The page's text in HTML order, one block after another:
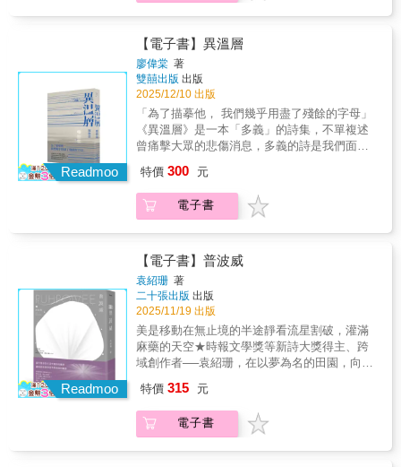
／你在這裡無話可說／你在這裡只是一間悲傷
旅館——路易28光滑的臉／被愛人吻過／就懂
得悲傷了——路易39想想別人，也想想自己／
想想如何善良地做一個失敗的人——路易57
境的片段交織成詩。〈陪病〉中描摹親人臥病
的場景，以「生命沉甸甸，像一本百科全書」
的隱喻，將肉身的沉重與知識的重量並置，榮
獲金車詩獎首獎；〈陪他回家〉則以失智長者
的返鄉之旅，交織愛與記憶的殘缺，獲得時報
文學獎肯定。這些篇章展現了詩人在生死課題
上的凝視，以及他對人性柔弱處的體諒。詩集
中亦有許多關於愛情與親密的探索，例如題名
詩〈撤離練習〉將親密書寫為「撤離」與「報
毀壞與依戀。其他作品如〈時間去背之後〉、
〈陌生的你或是我〉，則折射現代人際關係的
疏離感與不確定性。在第三、四輯中，詩人將
觸角延伸至空間、記憶與土地。〈迴聲〉藉由
老唱片的旋律，重現街市的聲響與歷史的氛
圍，榮獲吳濁流文學獎首獎；〈神往北海道神
宮〉、〈在得恩亞納〉則將旅行、族群記憶與
宗教經驗交織，展現文化與歷史的深沉背景。
這些詩作顯示出詩人對現實場域的敏感，以及
在全球與在地之間穿梭的詩意眼光。整體而
言，《撤離練習》是一部兼具私人抒情與公共
關懷的詩集。它以細緻的語言和豐富的隱喻，
讓讀者在生命的裂縫、愛的矛盾、歷史的縫隙
裡，看見人如何在「撤離」與「停留」之間掙
扎，也如何在廢墟般的日常裡，仍舊尋找光亮
Readmoo
【電子書】異溫層
廖偉棠 著
雙囍出版 出版
2025/12/10 出版
「為了描摹他， 我們幾乎用盡了殘餘的字母」
《異溫層》是一本「多義」的詩集，不單複述
曾痛擊大眾的悲傷消息，多義的詩是我們面對
完成了《劫後書》，寫就了《母語辭典》之
後，腳踏臺灣土地的廖偉棠再寫下「香港索
隱」。香港無疑是偉棠的文學母土，「索隱」
臺灣的新住民後，再次回望香港，「從林口開
往東涌的巴士是狸貓的大夢」，遺民、海岸
線、郊山與機場、歷史裡的離散，全在筆下活
了過來，拮抗正在變化的風景和歷史。像是前
輩詩人們所做的，為有心的讀者重新建構當代
的心靈風景，在那裡，湮滅的景物再次醒轉，
不義的事物受到譴責，它並非詩人假托的理想
國，而是在過度悲傷後，僅存的一線生機。以
詩為時代留下可供後人辨別、按圖索驥的文明
獲得同溫層的理解之外，更樂於將自己留在異
溫層裡。「即使相異，這無數的夜晚無數的人
類無盡的遠方，依然和我們密切相關。」寫給
特價 300 元
電子書
Readmoo
【電子書】普波威
袁紹珊 著
二十張出版 出版
2025/11/19 出版
美是移動在無止境的半途靜看流星割破，灌滿
麻藥的天空★時報文學獎等新詩大獎得主、跨
域創作者──袁紹珊，在以夢為名的田園，向世
藝術與詩歌之眼，重逢日常的都市山水。讓不
像詩的生活有像詩的機會讓高掛枝頭的詩有熟
和俗的機會你想像的是怎麼樣的生活？清淺如
特價 315 元
電子書